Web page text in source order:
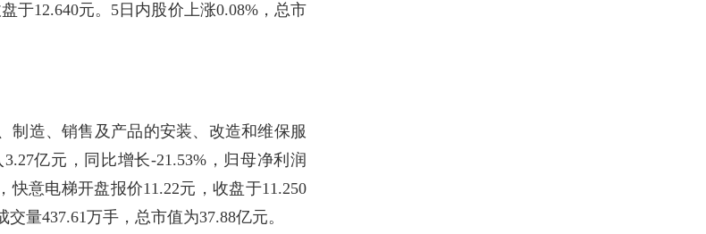
于12.640元。5日内股价上涨0.08%，总市
制造、销售及产品的安装、改造和维保服
亿元，同比增长-21.53%，归母净利润
快意电梯开盘报价11.22元，收盘于11.250
量437.61万手，总市值为37.88亿元。